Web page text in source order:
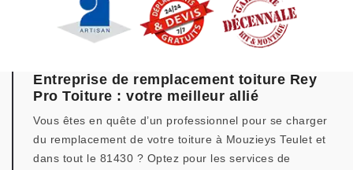
Entreprise de remplacement toiture Rey
Pro Toiture : votre meilleur allié
Vous êtes en quête d’un professionnel pour se charger
du remplacement de votre toiture à Mouzieys Teulet et
dans tout le 81430 ? Optez pour les services de